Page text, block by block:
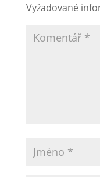
Vyžadované